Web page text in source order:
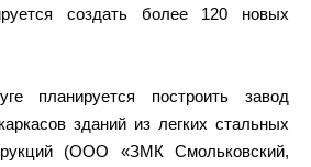
создать более 120 новых
планируется построить завод
зданий из легких стальных
(ООО «ЗМК Смольковский,